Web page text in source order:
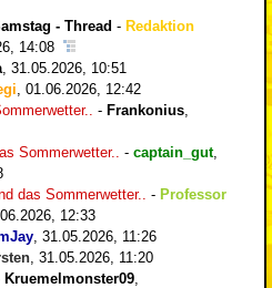
- Thread - Redaktion
14:08
31.05.2026, 10:51
01.06.2026, 12:42
- Frankonius
Sommerwetter..
- captain_gut,
das Sommerwetter..
- Professor
12:33
31.05.2026, 11:26
31.05.2026, 11:20
Kruemelmonster09